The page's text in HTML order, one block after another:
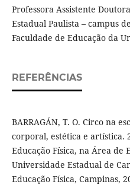
Professora Assistente
Estadual Paulista – campus
Faculdade de Educação da
REFERÊNCIAS
BARRAGÁN, T. O. Circo na
corporal, estética e artística.
Educação Física, na Área de
Universidade Estadual de
Educação Física, Campinas,